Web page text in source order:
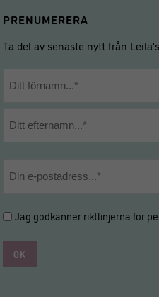
PRENUMERERA
Ta del av senaste nytt från
Hantering
personuppgifter
*
Jag godkänner riktlinjerna för